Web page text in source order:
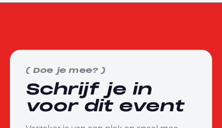
( Doe je mee? )
Schrijf je in
voor dit event